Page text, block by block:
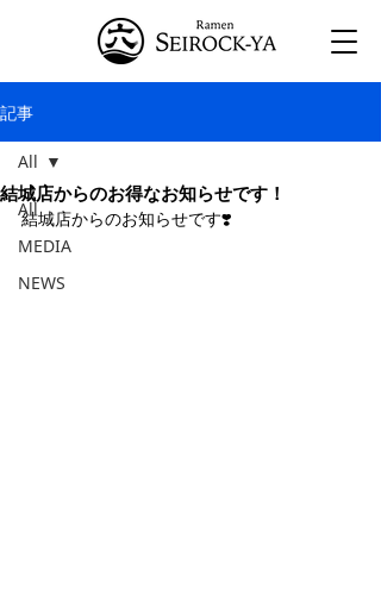
記事
All
MEDIA
NEWS
All
結城店からのお得なお知らせです！
結城店からのお知らせです❣️